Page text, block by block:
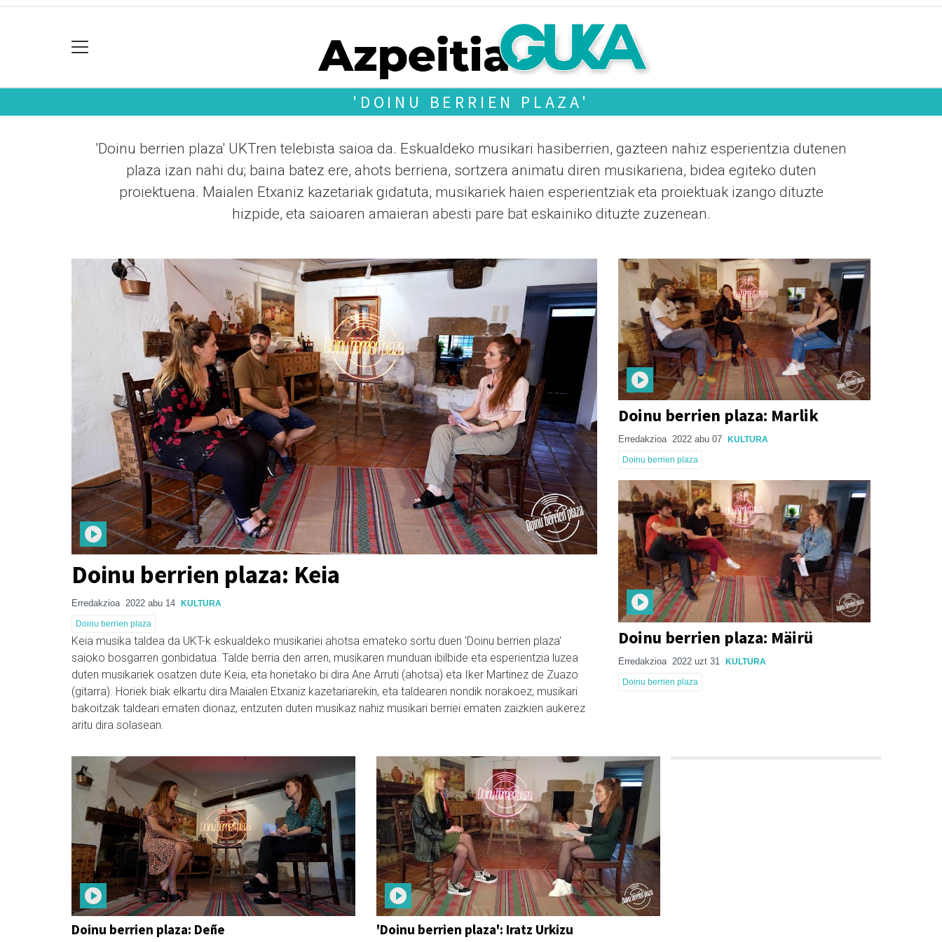
'DOINU BERRIEN PLAZA'
'Doinu berrien plaza' UKTren telebista saioa da. Eskualdeko musikari hasiberrien, gazteen nahiz esperientzia dutenen
plaza izan nahi du; baina batez ere, ahots berriena, sortzera animatu diren musikariena, bidea egiteko duten
proiektuena. Maialen Etxaniz kazetariak gidatuta, musikariek haien esperientziak eta proiektuak izango dituzte
hizpide, eta saioaren amaieran abesti pare bat eskainiko dituzte zuzenean.
Doinu berrien plaza: Keia
Erredakzioa 2022 abu 14 KULTURA
Doinu berrien plaza
Keia musika taldea da UKT-k eskualdeko musikariei ahotsa emateko sortu duen 'Doinu berrien plaza'
saioko bosgarren gonbidatua. Talde berria den arren, musikaren munduan ibilbide eta esperientzia luzea
duten musikariek osatzen dute Keia, eta horietako bi dira Ane Arruti (ahotsa) eta Iker Martinez de Zuazo
(gitarra). Horiek biak elkartu dira Maialen Etxaniz kazetariarekin, eta taldearen nondik norakoez, musikari
bakoitzak taldeari ematen dionaz, entzuten duten musikaz nahiz musikari berriei ematen zaizkien aukerez
aritu dira solasean.
Doinu berrien plaza: Marlik
Erredakzioa 2022 abu 07 KULTURA
Doinu berrien plaza
Doinu berrien plaza: Mäirü
Erredakzioa 2022 uzt 31 KULTURA
Doinu berrien plaza
Doinu berrien plaza: Deñe 'Doinu berrien plaza': Iratz Urkizu